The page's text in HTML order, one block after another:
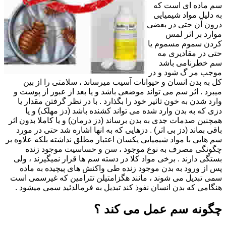
سم ماده ای است که
به دلیل مواد شیمیایی
درون آن حتی در بعضی
موارد بر اثر لمس
کردن سموم مسموم یا
حتی در مقادیری مه
سم خطرنامی باشد
موجب مر گ شود و در
کل به بدن انسان و حیوانات آسیب میرساند ، سلامتی را از بین
میبرد . اثر سم می تواند موضعی باشد و یا بعد از عبور از پوست و
وارد شدن به خون تاثیر خود را بگذارد . با در نظر گرفتن مقدار یا
دزی که به بدن وارد شده می تواند کشنده باشد (دز مهلک) و یا
همچنین صدمات جدی به بدن برساند (دز درمان) و یا کاملا بدون اثر
باقی بماند (دز بی اثر) . دزهایی که به انها اشاره شد حتی در مورد
سم هایی با مواد شیمیایی یکسان اعتبار مطلق نداشته بلکه علاوه بر
چگونگی مصرف به نوع موجود ، سن و حساسیت موجود زنده
بستگی دارند . برخی مواد کلا در دسته سم ها قرار نمیگیرند ، ولی
پس از ورود به بدن موجود زنده طی واکنش های پیچیده به ماده
سمی تبدیل می شوند ، مانند هگزامتیلن تترامین که غیرسمی است
هنگامی که بدن انسان نفوذ کند تبدیل به فرمالدئید سمی میشود .
چگونه سم عمل می کند ؟